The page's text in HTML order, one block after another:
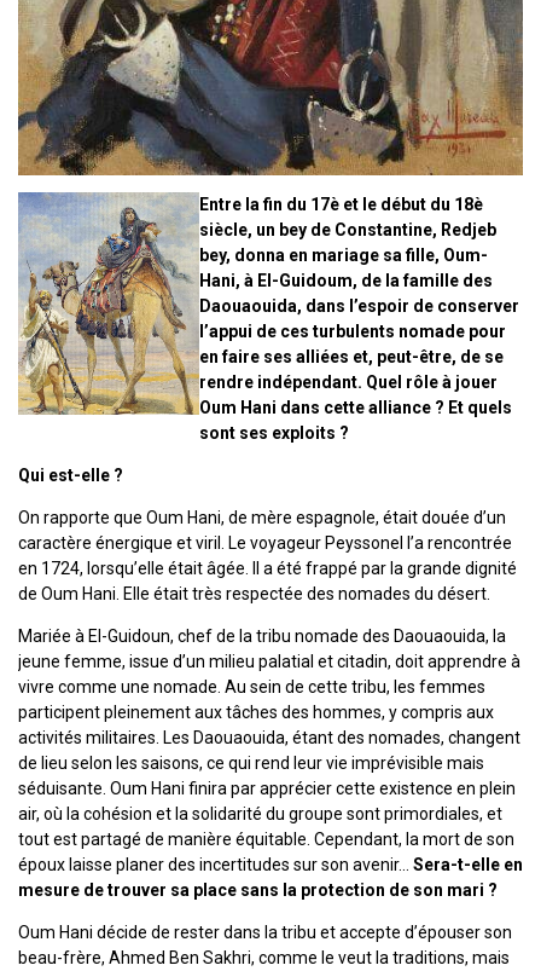
Entre la fin du 17è et le début du 18è
siècle, un bey de Constantine, Redjeb
bey, donna en mariage sa fille, Oum-
Hani, à El-Guidoum, de la famille des
Daouaouida, dans l’espoir de conserver
l’appui de ces turbulents nomade pour
en faire ses alliées et, peut-être, de se
rendre indépendant. Quel rôle à jouer
Oum Hani dans cette alliance ? Et quels
sont ses exploits ?
Qui est-elle ?
On rapporte que Oum Hani, de mère espagnole, était douée d’un
caractère énergique et viril. Le voyageur Peyssonel l’a rencontrée
en 1724, lorsqu’elle était âgée. Il a été frappé par la grande dignité
de Oum Hani. Elle était très respectée des nomades du désert.
Mariée à El-Guidoun, chef de la tribu nomade des Daouaouida, la
jeune femme, issue d’un milieu palatial et citadin, doit apprendre à
vivre comme une nomade. Au sein de cette tribu, les femmes
participent pleinement aux tâches des hommes, y compris aux
activités militaires. Les Daouaouida, étant des nomades, changent
de lieu selon les saisons, ce qui rend leur vie imprévisible mais
séduisante. Oum Hani finira par apprécier cette existence en plein
air, où la cohésion et la solidarité du groupe sont primordiales, et
tout est partagé de manière équitable. Cependant, la mort de son
époux laisse planer des incertitudes sur son avenir… Sera-t-elle en
mesure de trouver sa place sans la protection de son mari ?
Oum Hani décide de rester dans la tribu et accepte d’épouser son
beau-frère, Ahmed Ben Sakhri, comme le veut la traditions, mais